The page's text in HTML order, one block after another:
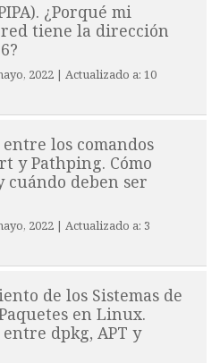
¿Porqué mi
tiene la dirección
2022 | Actualizado a:10
los comandos
y Pathping. Cómo
cuándo deben ser
2022 | Actualizado a: 3
de los Sistemas de
en Linux.
dpkg, APT y